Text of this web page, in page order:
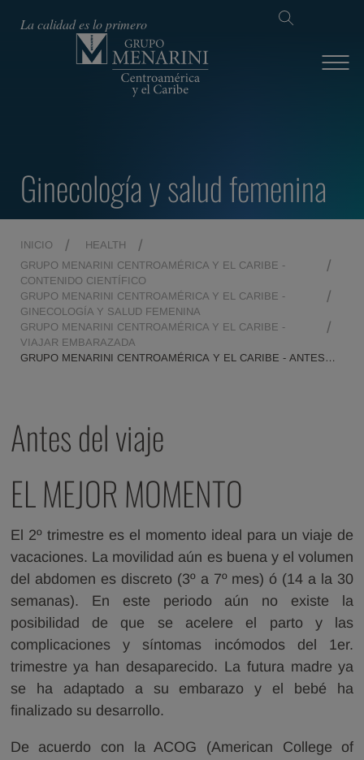
La calidad es lo primero
Ginecología y salud femenina
INICIO
HEALTH
GRUPO MENARINI CENTROAMÉRICA Y EL CARIBE -
CONTENIDO CIENTÍFICO
GRUPO MENARINI CENTROAMÉRICA Y EL CARIBE -
GINECOLOGÍA Y SALUD FEMENINA
GRUPO MENARINI CENTROAMÉRICA Y EL CARIBE -
VIAJAR EMBARAZADA
GRUPO MENARINI CENTROAMÉRICA Y EL CARIBE - ANTES
Antes del viaje
EL MEJOR MOMENTO
El 2º trimestre es el momento ideal para un viaje de
vacaciones. La movilidad aún es buena y el volumen
del abdomen es discreto (3º a 7º mes) ó (14 a la 30
semanas). En este periodo aún no existe la
posibilidad de que se acelere el parto y las
complicaciones y síntomas incómodos del 1er.
trimestre ya han desaparecido. La futura madre ya
se ha adaptado a su embarazo y el bebé ha
finalizado su desarrollo.
De acuerdo con la ACOG (American College of